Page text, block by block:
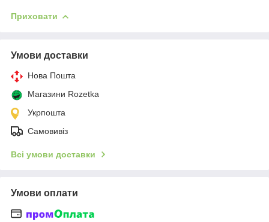
Приховати
Умови доставки
Нова Пошта
Магазини Rozetka
Укрпошта
Самовивіз
Всі умови доставки
Умови оплати